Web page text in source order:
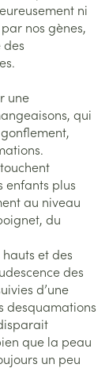
ni
nos gènes,
une
qui
enfants plus
au niveau
du
et des
des
d’une
desquamations
que la peau
un peu